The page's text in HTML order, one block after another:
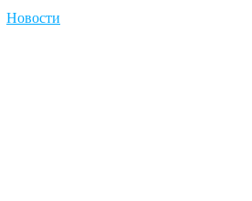
Новости